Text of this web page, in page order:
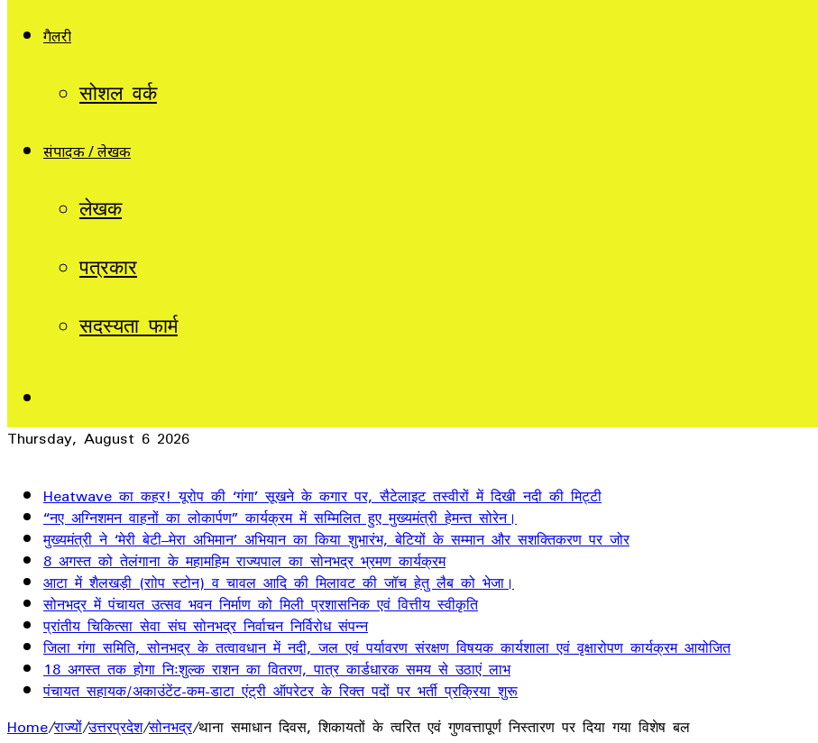
गैलरी
सोशल वर्क
संपादक / लेखक
लेखक
पत्रकार
सदस्यता फार्म
Thursday, August 6 2026
Heatwave का कहर! यूरोप की ‘गंगा’ सूखने के कगार पर, सैटेलाइट तस्वीरों में दिखी नदी की मिट्टी
“नए अग्निशमन वाहनों का लोकार्पण” कार्यक्रम में सम्मिलित हुए मुख्यमंत्री हेमन्त सोरेन।
मुख्यमंत्री ने ‘मेरी बेटी–मेरा अभिमान’ अभियान का किया शुभारंभ, बेटियों के सम्मान और सशक्तिकरण पर जोर
8 अगस्त को तेलंगाना के महामहिम राज्यपाल का सोनभद्र भ्रमण कार्यक्रम
आटा में शैलखड़ी (राोप स्टोन) व चावल आदि की मिलावट की जॉच हेतु लैब को भेजा।
सोनभद्र में पंचायत उत्सव भवन निर्माण को मिली प्रशासनिक एवं वित्तीय स्वीकृति
प्रांतीय चिकित्सा सेवा संघ सोनभद्र निर्वाचन निर्विरोध संपन्न
जिला गंगा समिति, सोनभद्र के तत्वावधान में नदी, जल एवं पर्यावरण संरक्षण विषयक कार्यशाला एवं वृक्षारोपण कार्यक्रम आयोजित
18 अगस्त तक होगा निःशुल्क राशन का वितरण, पात्र कार्डधारक समय से उठाएं लाभ
पंचायत सहायक/अकाउंटेंट-कम-डाटा एंट्री ऑपरेटर के रिक्त पदों पर भर्ती प्रक्रिया शुरू
Home/राज्यों/उत्तरप्रदेश/सोनभद्र/थाना समाधान दिवस, शिकायतों के त्वरित एवं गुणवत्तापूर्ण निस्तारण पर दिया गया विशेष बल